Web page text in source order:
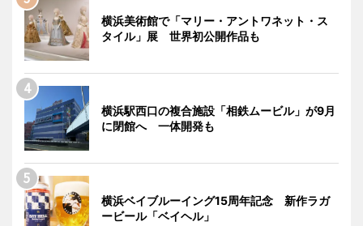
横浜美術館で「マリー・アントワネット・ス
タイル」展 世界初公開作品も
横浜駅西口の複合施設「相鉄ムービル」が9月
に閉館へ 一体開発も
横浜ベイブルーイング15周年記念 新作ラガ
ービール「ベイヘル」